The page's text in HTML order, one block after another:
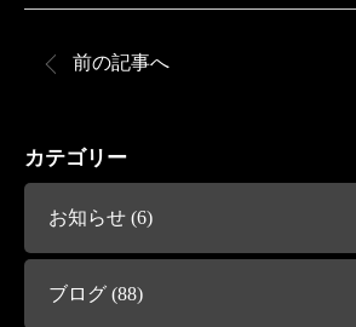
前の記事へ
カテゴリー
お知らせ (6)
ブログ (88)